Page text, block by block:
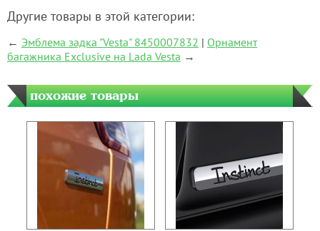
Другие товары в этой категории:
← Эмблема задка "Vesta" 8450007832 | Орнамент
багажника Exclusive на Lada Vesta →
похожие товары